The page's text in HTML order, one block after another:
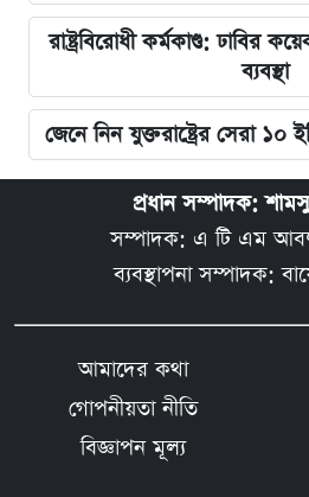
রাষ্ট্রবিরোধী কর্মকাণ্ড: ঢাবির
ব্যবস্থা
জেনে নিন যুক্তরাষ্ট্রের সেরা ১০
প্রধান সম্পাদক:
সম্পাদক: এ টি এম
ব্যবস্থাপনা সম্পাদক:
আমাদের কথা
গোপনীয়তা নীতি
বিজ্ঞাপন মূল্য